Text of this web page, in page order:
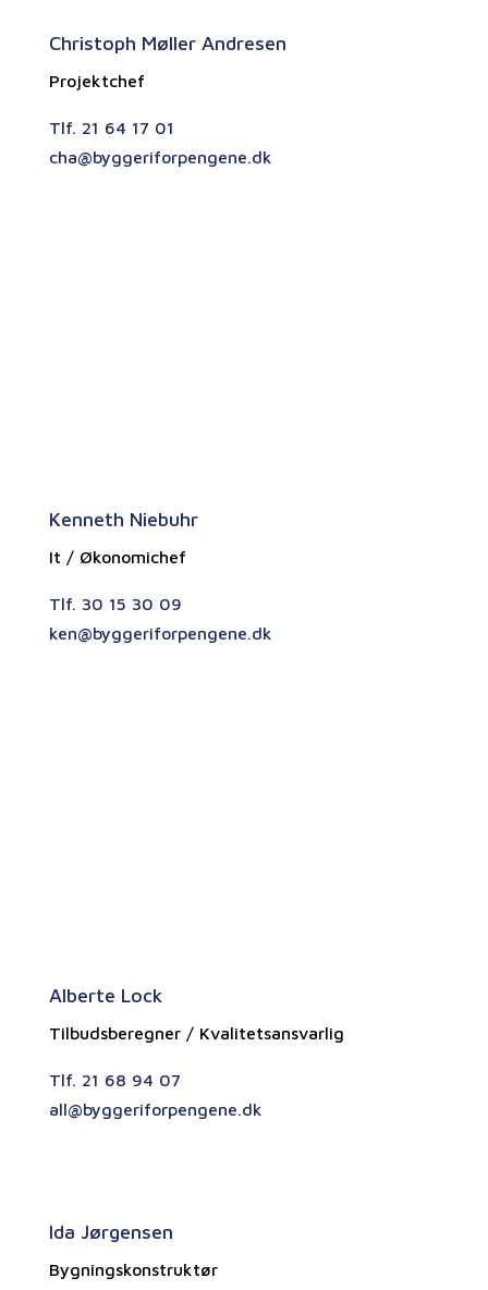
Christoph Møller Andresen
Projektchef
Tlf. 21 64 17 01
cha@byggeriforpengene.dk
Kenneth Niebuhr
It / Økonomichef
Tlf. 30 15 30 09
ken@byggeriforpengene.dk
Alberte Lock
Tilbudsberegner / Kvalitetsansvarlig
Tlf. 21 68 94 07
all@byggeriforpengene.dk
Ida Jørgensen
Bygningskonstruktør